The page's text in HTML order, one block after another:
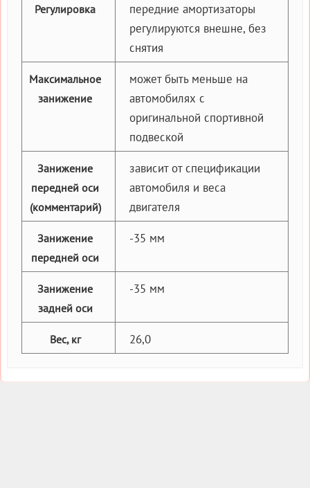
Регулировка
передние амортизаторы
регулируются внешне, без
снятия
Максимальное
занижение
может быть меньше на
автомобилях с
оригинальной спортивной
подвеской
Занижение
передней оси
(комментарий)
зависит от спецификации
автомобиля и веса
двигателя
Занижение
передней оси
-35 мм
Занижение
задней оси
-35 мм
Вес, кг 26,0